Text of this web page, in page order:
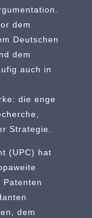
dem
Deutschen
dem
auch in
die enge
Strategie.
(UPC) hat
Patenten
dem